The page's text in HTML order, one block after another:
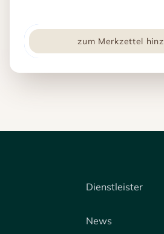
zum Merkzettel
Dienstleister
News